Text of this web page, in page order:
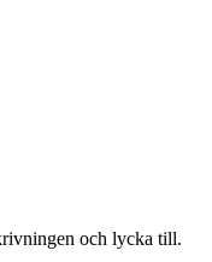
och lycka till.